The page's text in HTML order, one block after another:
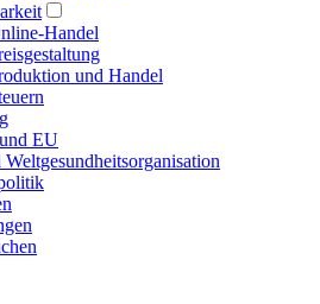
Handel
und Handel
EU